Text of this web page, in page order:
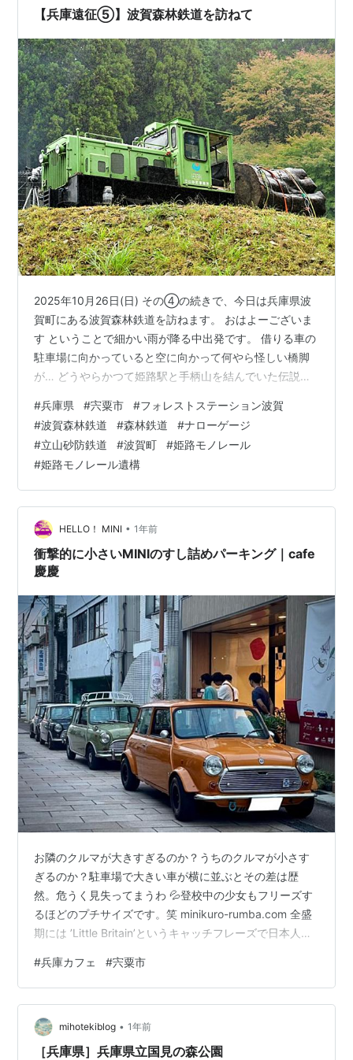
【兵庫遠征⑤】波賀森林鉄道を訪ねて
2025年10月26日(日) その④の続きで、今日は兵庫県波
賀町にある波賀森林鉄道を訪ねます。 おはよーございま
す ということで細かい雨が降る中出発です。 借りる車の
駐車場に向かっていると空に向かって何やら怪しい橋脚
が… どうやらかつて姫路駅と手柄山を結んでいた伝説の
らもう間もなくで半世紀が経とうとしているのにこうも
残っているとはすごいですね。 ふと、橋脚が建物の一部
になっているということは、この軒を連ねる建物はモノ
レール開業時からの姿を留めて今も店が営まれていると
いうことなんでしょうか…(？) 他にも残っている場所が
あるようなので帰りに探し…
#兵庫県 #宍粟市 #フォレストステーション波賀
#波賀森林鉄道 #森林鉄道 #ナローゲージ
#立山砂防鉄道 #波賀町 #姫路モノレール
#姫路モノレール遺構
HELLO！ MINI • 1年前
衝撃的に小さいMINIのすし詰めパーキング｜cafe
慶慶
お隣のクルマが大きすぎるのか？うちのクルマが小さす
ぎるのか？駐車場で大きい車が横に並ぶとその差は歴
然。危うく見失ってまうわ 💦登校中の少女もフリーズす
るほどのプチサイズです。笑 minikuro-rumba.com 全盛
期には ’Little Britain’というキャッチフレーズで日本人に
ズ感は小回りがきくし駐車場では場所をとらない。いざ
となったら手押しで車体を動かせる！笑 今日は、そんな
MINIならではの珍体験をご紹介します。 兵庫県の宍粟市
へ cafe慶慶（ケイケイ） MINIをガレージへ詰め込む！
編集後記 兵庫県の宍粟市へ 8月の某日…
#兵庫カフェ #宍粟市
mihotekiblog • 1年前
［兵庫県］兵庫県立国見の森公園